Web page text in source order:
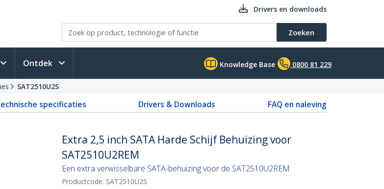
Drivers en downloads
Zoeken
Ontdek Knowledge Base 0800 81 229
SAT2510U2S
specificaties Drivers & Downloads
FAQ en naleving
Extra 2,5 inch SATA Harde Schijf Behuizing voor
SAT2510U2REM
Een extra verwisselbare SATA-behuizing voor de SAT2510U2REM
Productcode: SAT2510U2S